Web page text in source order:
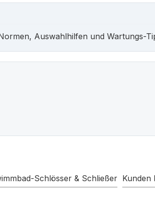
Auswahlhilfen und Wartungs-
Schlösser & Schließer Kunden